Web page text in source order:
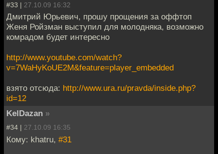
#33 | 27.10.09 16:32
Дмитрий Юрьевич, прошу прощения за оффтоп
Женя Ройзман выступил для молодняка, возможно
комрадом будет интересно
http://www.youtube.com/watch?
v=7WaHyKoUE2M&feature=player_embedded
взято отсюда: http://www.ura.ru/pravda/inside.php?
id=12
KelDazan »
#34 | 27.10.09 16:35
Кому: khatru, #31